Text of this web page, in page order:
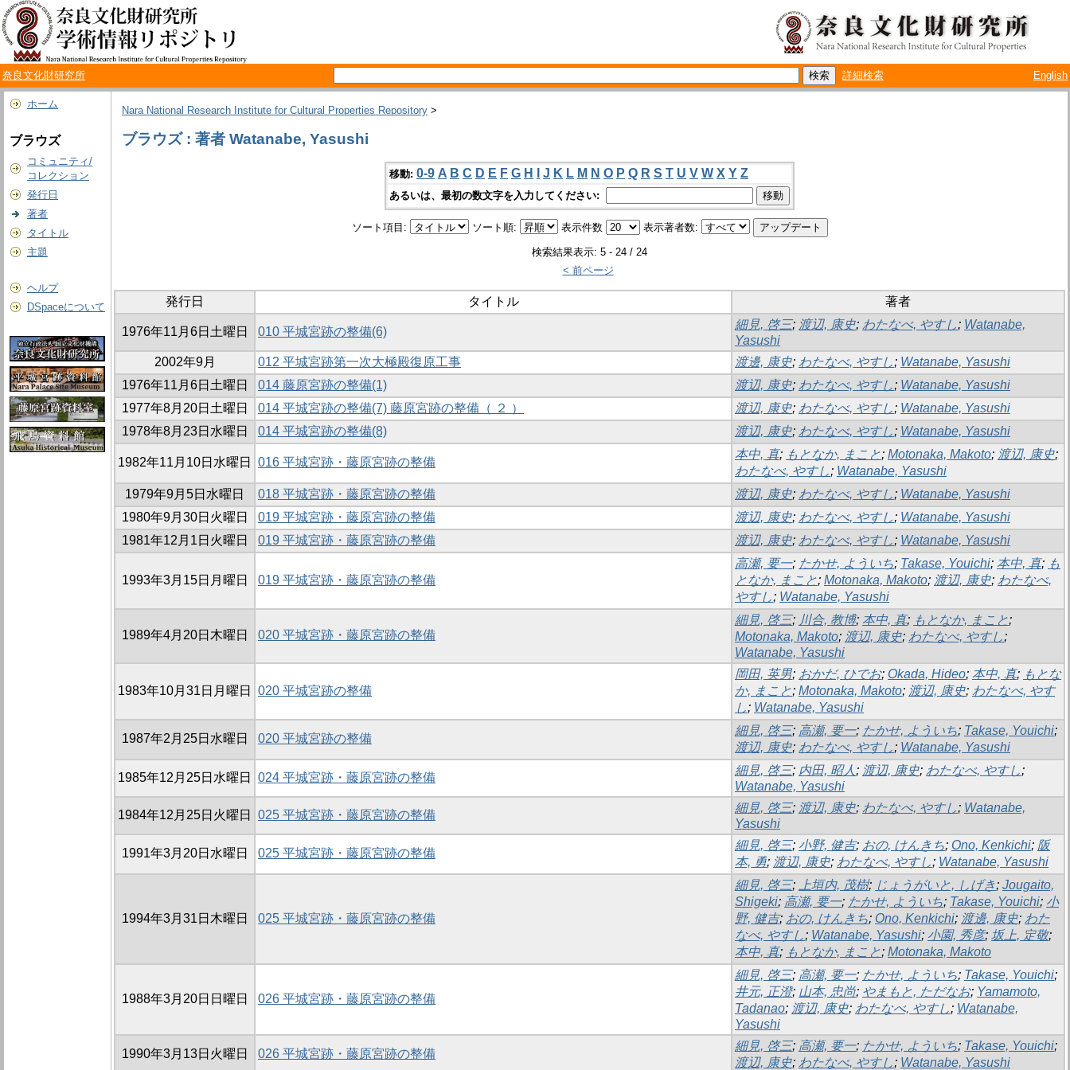
奈良文化財研究所 詳細検索 English
ホーム
ブラウズ
コミュニティ/
コレクション
発行日
著者
タイトル
主題
ヘルプ
DSpaceについて
Nara National Research Institute for Cultural Properties Repository >
ブラウズ : 著者 Watanabe, Yasushi
移動: 0-9 A B C D E F G H J K L M N O P Q R S T U V W X Y Z
あるいは、最初の数文字を入力してください:
ソート項目: ソート順: 表示件数 表示著者数:
検索結果表示: 5 - 24 / 24
< 前ページ
発行日 タイトル 著者
1976年11月6日土曜日 010 平城宮跡の整備(6)
細見, 啓三; 渡辺, 康史; わたなべ, やすし; Watanabe,
Yasushi
2002年9月
012 平城宮跡第一次大極殿復原工事 渡邊, 康史; わたなべ, やすし; Watanabe, Yasushi
1976年11月6日土曜日
014 藤原宮跡の整備(1) 渡辺, 康史; わたなべ, やすし; Watanabe, Yasushi
1977年8月20日土曜日
014 平城宮跡の整備(7) 藤原宮跡の整備（ ２ ） 渡辺, 康史; わたなべ, やすし; Watanabe, Yasushi
1978年8月23日水曜日
014 平城宮跡の整備(8) 渡辺, 康史; わたなべ, やすし; Watanabe, Yasushi
1982年11月10日水曜日 016 平城宮跡・藤原宮跡の整備
本中, 真; もとなか, まこと; Motonaka, Makoto; 渡辺, 康史;
わたなべ, やすし; Watanabe, Yasushi
1979年9月5日水曜日
018 平城宮跡・藤原宮跡の整備 渡辺, 康史; わたなべ, やすし; Watanabe, Yasushi
1980年9月30日火曜日
019 平城宮跡・藤原宮跡の整備 渡辺, 康史; わたなべ, やすし; Watanabe, Yasushi
1981年12月1日火曜日
019 平城宮跡・藤原宮跡の整備 渡辺, 康史; わたなべ, やすし; Watanabe, Yasushi
1993年3月15日月曜日 019 平城宮跡・藤原宮跡の整備
高瀬, 要一; たかせ, よういち; Takase, Youichi; 本中, 真; も
となか, まこと; Motonaka, Makoto; 渡辺, 康史; わたなべ,
やすし; Watanabe, Yasushi
1989年4月20日木曜日 020 平城宮跡・藤原宮跡の整備
細見, 啓三; 川合, 教博; 本中, 真; もとなか, まこと;
Motonaka, Makoto; 渡辺, 康史; わたなべ, やすし;
Watanabe, Yasushi
1983年10月31日月曜日 020 平城宮跡の整備
岡田, 英男; おかだ, ひでお; Okada, Hideo; 本中, 真; もとな
か, まこと; Motonaka, Makoto; 渡辺, 康史; わたなべ, やす
し; Watanabe, Yasushi
1987年2月25日水曜日 020 平城宮跡の整備
細見, 啓三; 高瀬, 要一; たかせ, よういち; Takase, Youichi;
渡辺, 康史; わたなべ, やすし; Watanabe, Yasushi
1985年12月25日水曜日 024 平城宮跡・藤原宮跡の整備
細見, 啓三; 内田, 昭人 ; 渡辺, 康史; わたなべ, やすし;
Watanabe, Yasushi
1984年12月25日火曜日 025 平城宮跡・藤原宮跡の整備
細見, 啓三; 渡辺, 康史; わたなべ, やすし; Watanabe,
Yasushi
1991年3月20日水曜日 025 平城宮跡・藤原宮跡の整備
細見, 啓三; 小野, 健吉; おの, けんきち; Ono, Kenkichi; 阪
本, 勇; 渡辺, 康史; わたなべ, やすし; Watanabe, Yasushi
1994年3月31日木曜日 025 平城宮跡・藤原宮跡の整備
細見, 啓三; 上垣内, 茂樹; じょうがいと, しげき; Jougaito,
Shigeki; 高瀬, 要一; たかせ, よういち; Takase, Youichi; 小
野, 健吉; おの, けんきち; Ono, Kenkichi; 渡邊, 康史; わた
なべ, やすし; Watanabe, Yasushi; 小園, 秀彦; 坂上, 定敬;
本中, 真; もとなか, まこと; Motonaka, Makoto
1988年3月20日日曜日 026 平城宮跡・藤原宮跡の整備
細見, 啓三; 高瀬, 要一; たかせ, よういち; Takase, Youichi;
井元, 正澄; 山本, 忠尚; やまもと, ただなお; Yamamoto,
Tadanao; 渡辺, 康史; わたなべ, やすし; Watanabe,
Yasushi
1990年3月13日火曜日 026 平城宮跡・藤原宮跡の整備
細見, 啓三; 高瀬, 要一; たかせ, よういち; Takase, Youichi;
渡辺, 康史; わたなべ, やすし; Watanabe, Yasushi